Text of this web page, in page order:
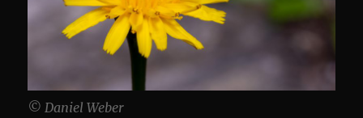
© Daniel Weber